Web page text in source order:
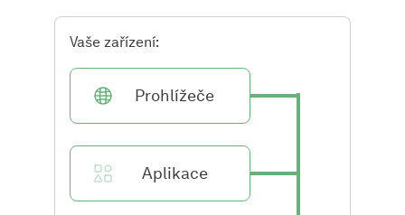
Vaše zařízení:
Prohlížeče
Aplikace